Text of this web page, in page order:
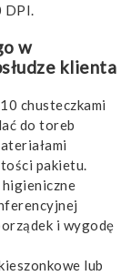
DPI.
w
klienta
chusteczkami
do toreb
pakietu.
i wygodę
lub